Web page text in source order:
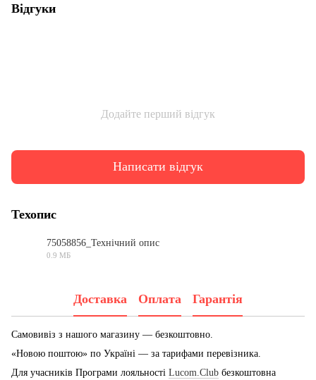
Відгуки
Додайте перший відгук
Написати відгук
Техопис
75058856_Технічний опис
0.9 МБ
Доставка Оплата Гарантія
Самовивіз з нашого магазину — безкоштовно.
«Новою поштою» по Україні — за тарифами перевізника.
Для учасників Програми лояльності Lucom.Club безкоштовна